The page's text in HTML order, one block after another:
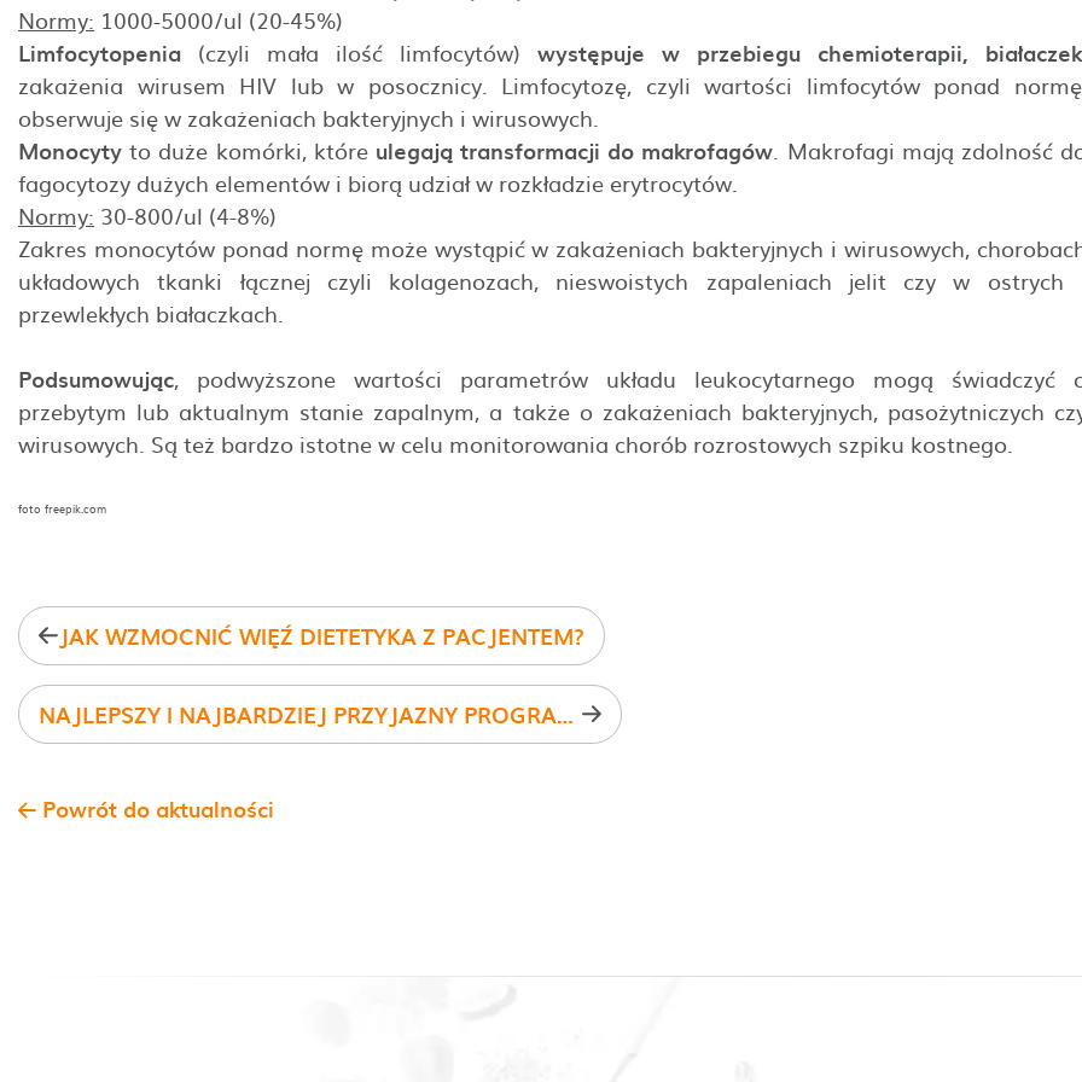
Normy: 1000-5000/ul (20-45%)
Limfocytopenia (czyli mała ilość limfocytów) występuje w przebiegu chemioterapii, białaczek
zakażenia wirusem HIV lub w posocznicy. Limfocytozę, czyli wartości limfocytów ponad
obserwuje się w zakażeniach bakteryjnych i wirusowych.
Monocyty to duże komórki, które ulegają transformacji do makrofagów. Makrofagi mają zdolność
fagocytozy dużych elementów i biorą udział w rozkładzie erytrocytów.
Normy: 30-800/ul (4-8%)
Zakres monocytów ponad normę może wystąpić w zakażeniach bakteryjnych i wirusowych,
układowych tkanki łącznej czyli kolagenozach, nieswoistych zapaleniach jelit czy w ostrych
przewlekłych białaczkach.
Podsumowując, podwyższone wartości parametrów układu leukocytarnego mogą świadczyć
przebytym lub aktualnym stanie zapalnym, a także o zakażeniach bakteryjnych, pasożytniczych
wirusowych. Są też bardzo istotne w celu monitorowania chorób rozrostowych szpiku kostnego.
foto freepik.com
JAK WZMOCNIĆ WIĘŹ DIETETYKA Z PACJENTEM?
NAJLEPSZY I NAJBARDZIEJ PRZYJAZNY PROGRAM NA RYNKU
Powrót do aktualności